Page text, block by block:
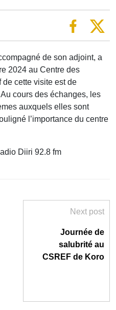
de son adjoint, a
2024 au Centre des
de cette visite est de
cours des échanges, les
auxquels elles sont
l’importance du centre
Diiri 92.8 fm
Next post
Journée de
salubrité au
CSREF de Koro